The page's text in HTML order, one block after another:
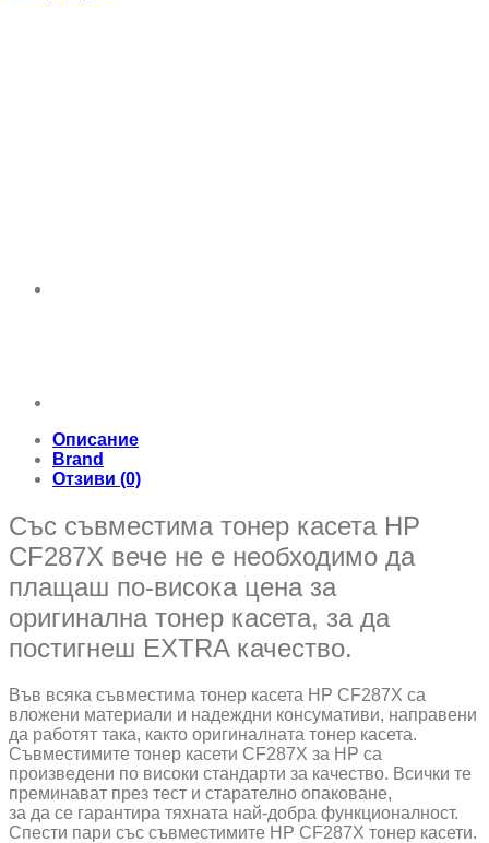
Описание
Brand
Отзиви (0)
Със съвместима тонер касета HP
CF287X вече не е необходимо да
плащаш по-висока цена за
оригинална тонер касета, за да
постигнеш EXTRA качество.
Във всяка съвместима тонер касета HP CF287X са
вложени материали и надеждни консумативи, направени
да работят така, както оригиналната тонер касета.
Съвместимите тонер касети CF287X за HP са
произведени по високи стандарти за качество. Всички те
преминават през тест и старателно опаковане,
за да се гарантира тяхната най-добра функционалност.
Спести пари със съвместимите HP CF287X тонер касети.